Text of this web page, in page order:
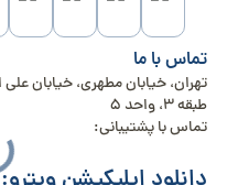
تماس با ما
طبقه 3، واحد 5
تماس با پشتیبانی: